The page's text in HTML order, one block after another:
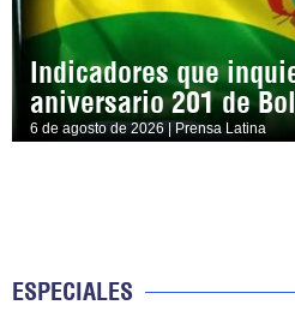
Indicadores que
aniversario 201 de
6 de agosto de 2026 | Prensa Latina
ESPECIALES